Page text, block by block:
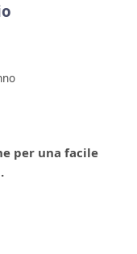
per una facile